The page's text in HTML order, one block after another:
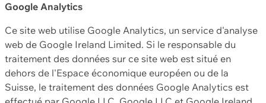
Google Analytics
Ce site web utilise Google Analytics, un service d'analyse
web de Google Ireland Limited. Si le responsable du
traitement des données sur ce site web est situé en
dehors de l'Espace économique européen ou de la
Suisse, le traitement des données Google Analytics est